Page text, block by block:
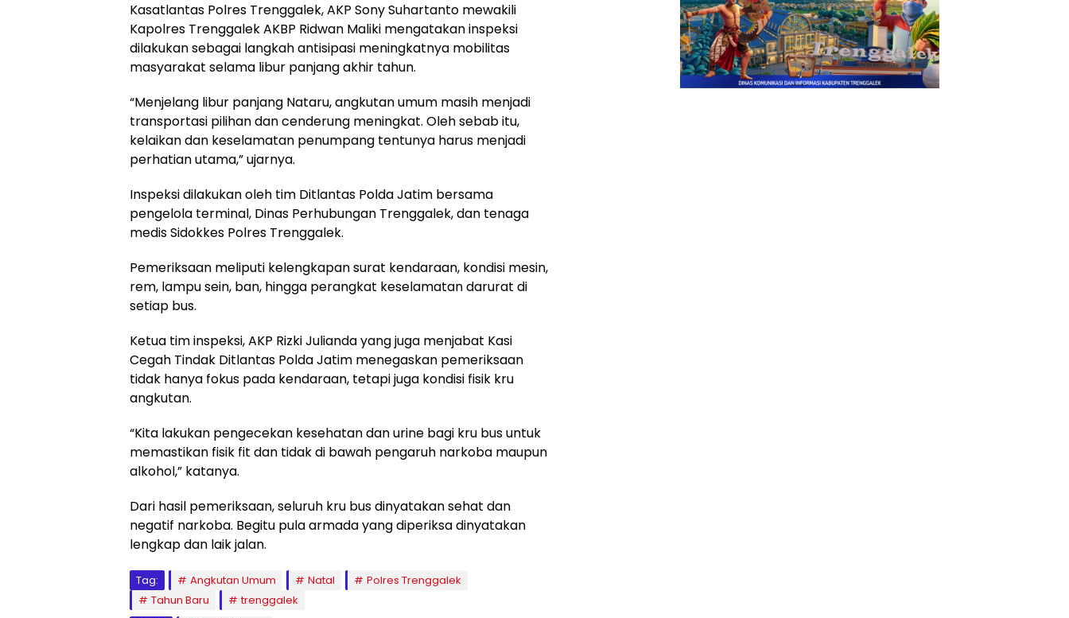
Kasatlantas Polres Trenggalek, AKP Sony Suhartanto mewakili
Kapolres Trenggalek AKBP Ridwan Maliki mengatakan inspeksi
dilakukan sebagai langkah antisipasi meningkatnya mobilitas
masyarakat selama libur panjang akhir tahun.
“Menjelang libur panjang Nataru, angkutan umum masih menjadi
transportasi pilihan dan cenderung meningkat. Oleh sebab itu,
kelaikan dan keselamatan penumpang tentunya harus menjadi
perhatian utama,” ujarnya.
Inspeksi dilakukan oleh tim Ditlantas Polda Jatim bersama
pengelola terminal, Dinas Perhubungan Trenggalek, dan tenaga
medis Sidokkes Polres Trenggalek.
Pemeriksaan meliputi kelengkapan surat kendaraan, kondisi mesin,
rem, lampu sein, ban, hingga perangkat keselamatan darurat di
setiap bus.
Ketua tim inspeksi, AKP Rizki Julianda yang juga menjabat Kasi
Cegah Tindak Ditlantas Polda Jatim menegaskan pemeriksaan
tidak hanya fokus pada kendaraan, tetapi juga kondisi fisik kru
angkutan.
“Kita lakukan pengecekan kesehatan dan urine bagi kru bus untuk
memastikan fisik fit dan tidak di bawah pengaruh narkoba maupun
alkohol,” katanya.
Dari hasil pemeriksaan, seluruh kru bus dinyatakan sehat dan
negatif narkoba. Begitu pula armada yang diperiksa dinyatakan
lengkap dan laik jalan.
Tag: Angkutan Umum Natal
Polres Trenggalek
Tahun Baru
trenggalek